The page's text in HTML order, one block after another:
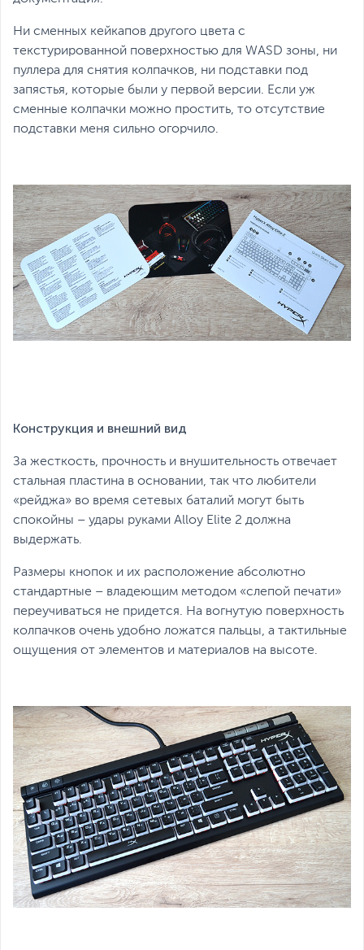
Ни сменных кейкапов другого цвета с
текстурированной поверхностью для WASD зоны, ни
пуллера для снятия колпачков, ни подставки под
запястья, которые были у первой версии. Если уж
сменные колпачки можно простить, то отсутствие
подставки меня сильно огорчило.
Конструкция и внешний вид
За жесткость, прочность и внушительность отвечает
стальная пластина в основании, так что любители
«рейджа» во время сетевых баталий могут быть
спокойны – удары руками Alloy Elite 2 должна
выдержать.
Размеры кнопок и их расположение абсолютно
стандартные – владеющим методом «слепой печати»
переучиваться не придется. На вогнутую поверхность
колпачков очень удобно ложатся пальцы, а тактильные
ощущения от элементов и материалов на высоте.